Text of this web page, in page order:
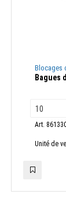
Blocages
Bagues
Art.
Unité de